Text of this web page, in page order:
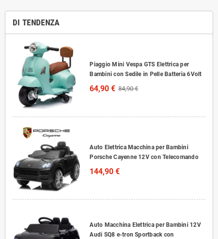
DI TENDENZA
Piaggio Mini Vespa GTS Elettrica per
Bambini con Sedile in Pelle Batteria 6Volt
64,90 € 84,90 €
Auto Elettrica Macchina per Bambini
Porsche Cayenne 12V con Telecomando
144,90 €
Auto Macchina Elettrica per Bambini 12V
Audi SQ8 e-tron Sportback con